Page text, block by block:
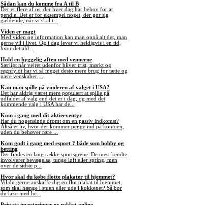
Sådan kan du komme fra A til B
Der er flere af os, der hver dag har behov for at
pendle. Det er for eksempel noget, der gør sig
gældende, når vi skal t...
Viden er magt
Med viden og information kan man opnå alt det, man
gerne vil i livet. Og i dag lever vi heldigvis i en tid,
hvor det ald...
Hold en hyggelig aften med vennerne
Særligt når vejret udenfor bliver trist, mørkt og
regnfyldt har vi så meget desto mere brug for tætte og
nære venskaber,...
Kan man spille på vinderen af valget i USA?
Det har aldrig været mere populært at spille på
udfaldet af valg end det er i dag, og med det
kommende valg i USA har de...
Kom i gang med dit aktieeventyr
Har du nogensinde drømt om en passiv indkomst?
Altså et liv, hvor der kommer penge ind på kontoen,
uden du behøver røre ...
Kom godt i gang med esport ? både som hobby og
betting
Der findes en lang række sportsgrene. De mest kendte
involverer bevægelse, tunge løft eller spring, men
over de sidste p...
Hvor skal du købe flotte plakater til hjemmet?
Vil du gerne anskaffe dig en flot plakat til hjemmet,
som skal hænge i stuen eller ude i køkkenet? Så bør
du læse med he...